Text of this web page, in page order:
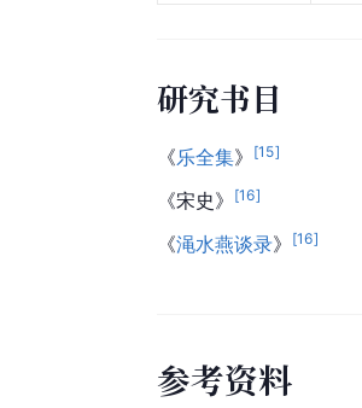
研究书目
《乐全集》 [15]
《宋史》 [16]
《渑水燕谈录》 [16]
参考资料